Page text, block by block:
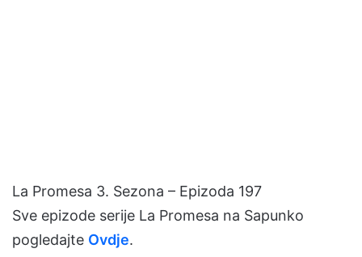
La Promesa 3. Sezona – Epizoda 197
Sve epizode serije La Promesa na Sapunko
pogledajte Ovdje.